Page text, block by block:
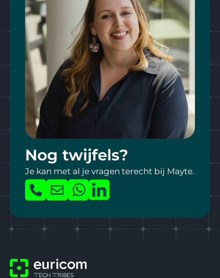
Telefoonnummer
Upload hier je CV
Max file size 10MB.
PDF formaat
Nog twijfels?
Je kan met al je vragen terecht bij Mayte.